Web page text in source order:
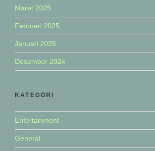
Maret 2025
Februari 2025
Januari 2025
Desember 2024
KATEGORI
Entertainment
General